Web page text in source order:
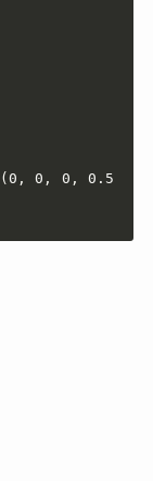
( 0 , 0 , 0 , 0.5